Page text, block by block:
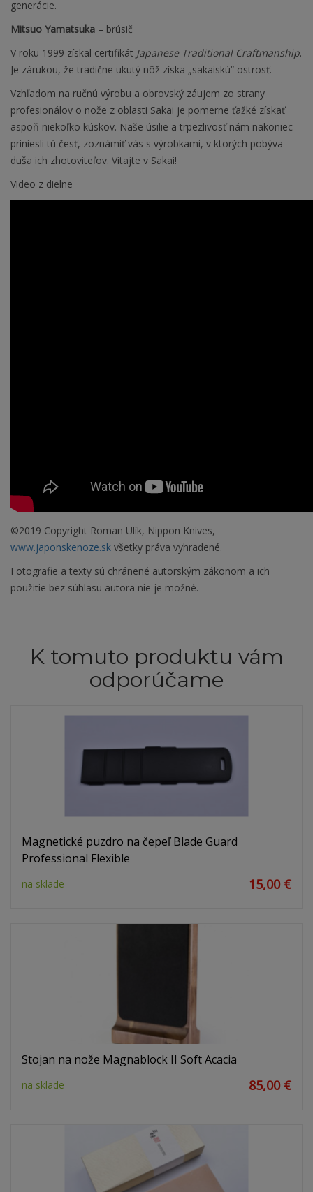
generácie.
Mitsuo Yamatsuka – brúsič
V roku 1999 získal certifikát Japanese Traditional Craftmanship.
Je zárukou, že tradične ukutý nôž získa „sakaiskú“ ostrosť.
Vzhľadom na ručnú výrobu a obrovský záujem zo strany
profesionálov o nože z oblasti Sakai je pomerne ťažké získať
aspoň niekoľko kúskov. Naše úsilie a trpezlivosť nám nakoniec
priniesli tú česť, zoznámiť vás s výrobkami, v ktorých pobýva
duša ich zhotoviteľov. Vitajte v Sakai!
Video z dielne
©2019 Copyright Roman Ulík, Nippon Knives,
www.japonskenoze.sk všetky práva vyhradené.
Fotografie a texty sú chránené autorským zákonom a ich
použitie bez súhlasu autora nie je možné.
K tomuto produktu vám
odporúčame
Magnetické puzdro na čepeľ Blade Guard
Professional Flexible
na sklade 15,00 €
Stojan na nože Magnablock II Soft Acacia
na sklade 85,00 €